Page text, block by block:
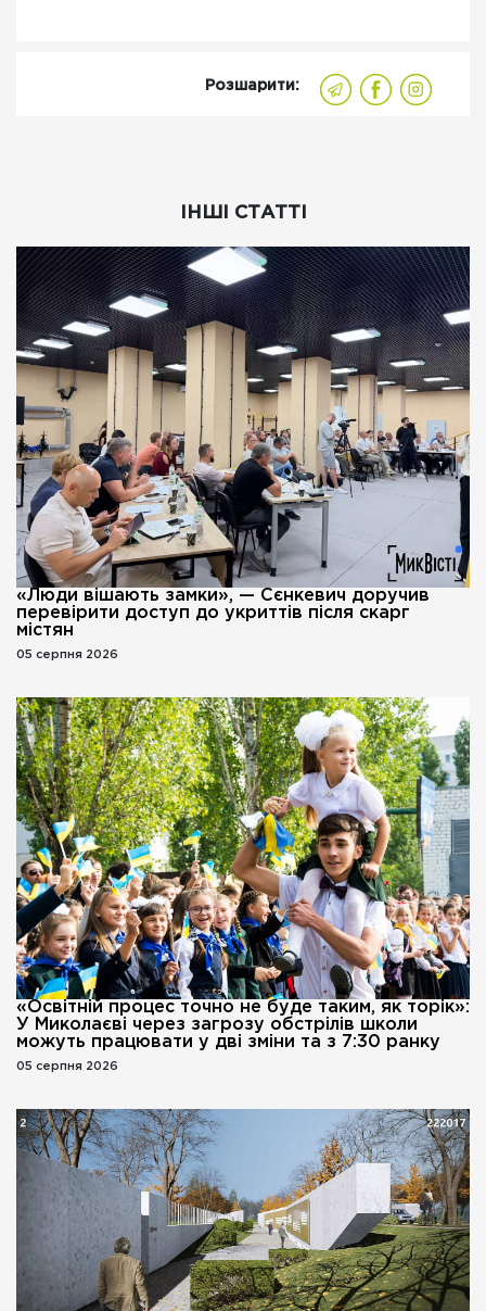
Розшарити:
ІНШІ СТАТТІ
«Люди вішають замки», — Сєнкевич доручив
перевірити доступ до укриттів після скарг
містян
05 серпня 2026
«Освітній процес точно не буде таким, як торік»:
У Миколаєві через загрозу обстрілів школи
можуть працювати у дві зміни та з 7:30 ранку
05 серпня 2026